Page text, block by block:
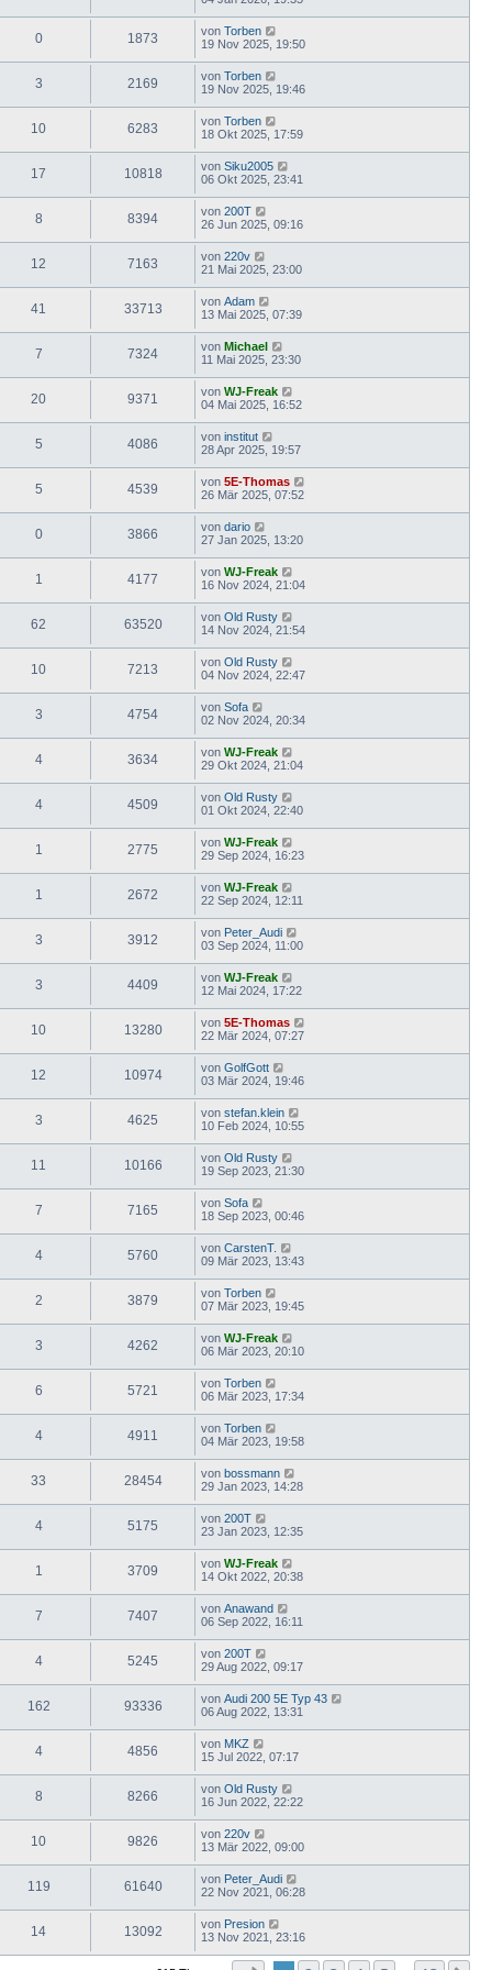
0 1873 von Torben
19 Nov 2025, 19:50
3 2169 von Torben
19 Nov 2025, 19:46
10 6283 von Torben
18 Okt 2025, 17:59
17 10818 von Siku2005
06 Okt 2025, 23:41
8 8394 von 200T
26 Jun 2025, 09:16
12 7163 von 220v
21 Mai 2025, 23:00
41 33713 von Adam
13 Mai 2025, 07:39
7 7324 von Michael
11 Mai 2025, 23:30
20 9371 von WJ-Freak
04 Mai 2025, 16:52
5 4086 von institut
28 Apr 2025, 19:57
5 4539 von 5E-Thomas
26 Mär 2025, 07:52
0 3866 von dario
27 Jan 2025, 13:20
1 4177 von WJ-Freak
16 Nov 2024, 21:04
62 63520 von Old Rusty
14 Nov 2024, 21:54
10 7213 von Old Rusty
04 Nov 2024, 22:47
3 4754 von Sofa
02 Nov 2024, 20:34
4 3634 von WJ-Freak
29 Okt 2024, 21:04
4 4509 von Old Rusty
01 Okt 2024, 22:40
1 2775 von WJ-Freak
29 Sep 2024, 16:23
1 2672 von WJ-Freak
22 Sep 2024, 12:11
3 3912 von Peter_Audi
03 Sep 2024, 11:00
3 4409 von WJ-Freak
12 Mai 2024, 17:22
10 13280 von 5E-Thomas
22 Mär 2024, 07:27
12 10974 von GolfGott
03 Mär 2024, 19:46
3 4625 von stefan.klein
10 Feb 2024, 10:55
11 10166 von Old Rusty
19 Sep 2023, 21:30
7 7165 von Sofa
18 Sep 2023, 00:46
4 5760 von CarstenT.
09 Mär 2023, 13:43
2 3879 von Torben
07 Mär 2023, 19:45
3 4262 von WJ-Freak
06 Mär 2023, 20:10
6 5721 von Torben
06 Mär 2023, 17:34
4 4911 von Torben
04 Mär 2023, 19:58
33 28454 von bossmann
29 Jan 2023, 14:28
4 5175 von 200T
23 Jan 2023, 12:35
1 3709 von WJ-Freak
14 Okt 2022, 20:38
7 7407 von Anawand
06 Sep 2022, 16:11
4 5245 von 200T
29 Aug 2022, 09:17
162 93336 von Audi 200 5E Typ 43
06 Aug 2022, 13:31
4 4856 von MKZ
15 Jul 2022, 07:17
8 8266 von Old Rusty
16 Jun 2022, 22:22
10 9826 von 220v
13 Mär 2022, 09:00
119 61640 von Peter_Audi
22 Nov 2021, 06:28
14 13092 von Presion
13 Nov 2021, 23:16